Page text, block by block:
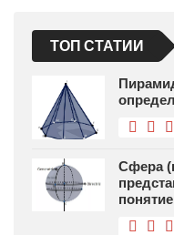
ТОП СТАТИИ
Сфера
понятие